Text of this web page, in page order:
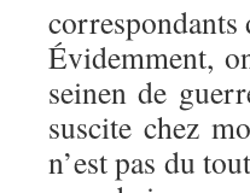
correspondants
Évidemment,
seinen de
suscite chez
n’est pas du